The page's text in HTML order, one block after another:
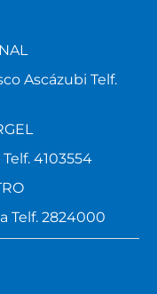
Ascázubi Telf.
Telf. 4103554
Telf. 2824000